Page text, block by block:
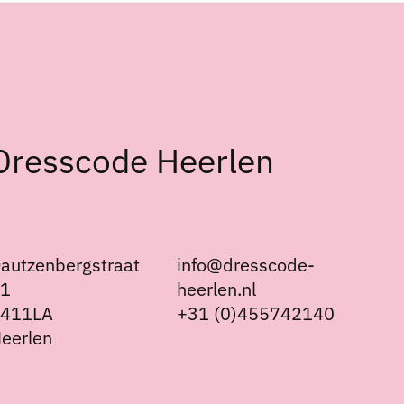
Heerlen
info@dresscode-
heerlen.nl
+31 (0)455742140